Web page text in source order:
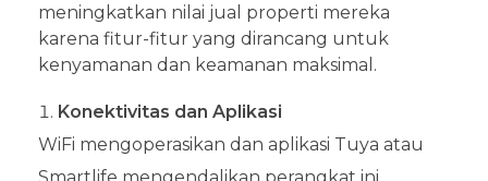
meningkatkan nilai jual properti mereka
karena fitur-fitur yang dirancang untuk
kenyamanan dan keamanan maksimal.
Konektivitas dan Aplikasi
WiFi mengoperasikan dan aplikasi Tuya atau
Smartlife mengendalikan perangkat ini,